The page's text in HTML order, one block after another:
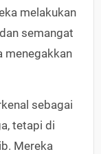
melakukan
semangat
menegakkan
sebagai
tetapi di
Mereka